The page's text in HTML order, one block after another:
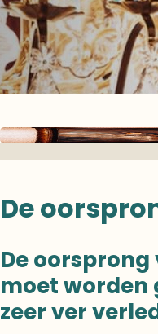
De
De oorsprong
moet worden
zeer ver